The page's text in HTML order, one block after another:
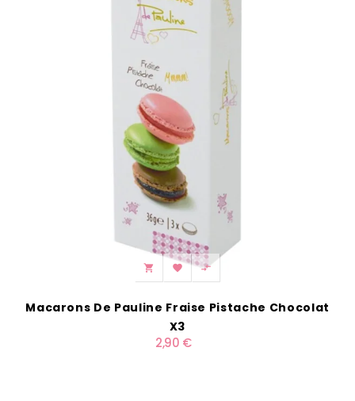
  
Macarons De Pauline Fraise Pistache Chocolat
X3
2,90 €